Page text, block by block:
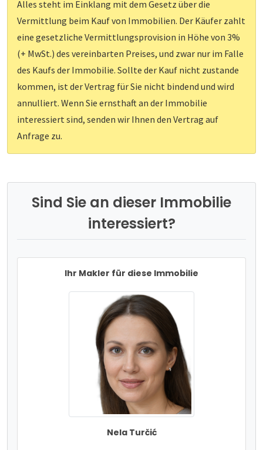
Alles steht im Einklang mit dem Gesetz über die
Vermittlung beim Kauf von Immobilien. Der Käufer zahlt
eine gesetzliche Vermittlungsprovision in Höhe von 3%
(+ MwSt.) des vereinbarten Preises, und zwar nur im Falle
des Kaufs der Immobilie. Sollte der Kauf nicht zustande
kommen, ist der Vertrag für Sie nicht bindend und wird
annulliert. Wenn Sie ernsthaft an der Immobilie
interessiert sind, senden wir Ihnen den Vertrag auf
Anfrage zu.
Sind Sie an dieser Immobilie
interessiert?
Ihr Makler für diese Immobilie
Nela Turčić